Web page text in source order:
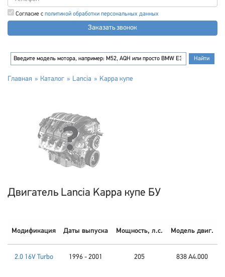
Согласие с политикой обработки персональных данных
Заказать звонок
Главная Каталог Lancia Kappa купе
Двигатель Lancia Kappa купе БУ
Модификация Даты выпуска Мощность, л.с. Модель двиг.
2.0 16V Turbo 1996 - 2001 205 838 A4.000